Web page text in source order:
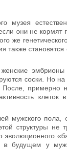
музея
они не кормят
же
также
соски. Но
примерно
клеток
мужского пола,
структуры не
в будущем у